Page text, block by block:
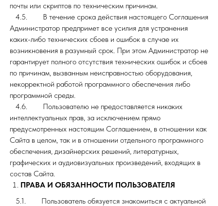
почты или скриптов по техническим причинам.
4.5. В течение срока действия настоящего Соглашения
Администратор предпримет все усилия для устранения
каких-либо технических сбоев и ошибок в случае их
возникновения в разумный срок. При этом Администратор не
гарантирует полного отсутствия технических ошибок и сбоев
по причинам, вызванным неисправностью оборудования,
некорректной работой программного обеспечения либо
программной среды.
4.6. Пользователю не предоставляется никаких
интеллектуальных прав, за исключением прямо
предусмотренных настоящим Соглашением, в отношении как
Сайта в целом, так и в отношении отдельного программного
обеспечения, дизайнерских решений, литературных,
графических и аудиовизуальных произведений, входящих в
состав Сайта.
ПРАВА И ОБЯЗАННОСТИ ПОЛЬЗОВАТЕЛЯ
5.1. Пользователь обязуется знакомиться с актуальной